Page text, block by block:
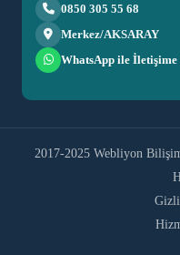
0850 305 55 68
Merkez/AKSARAY
WhatsApp ile İletişime
2017-2025 Webliyon